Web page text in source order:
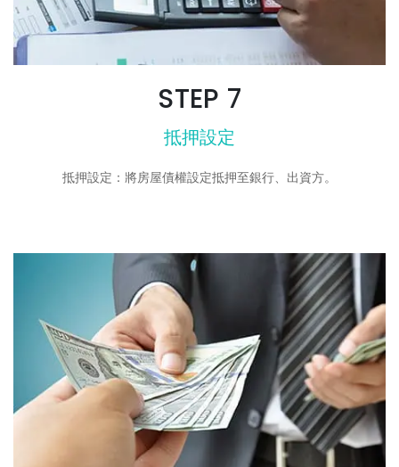
STEP 7
抵押設定
抵押設定：將房屋債權設定抵押至銀行、出資方。